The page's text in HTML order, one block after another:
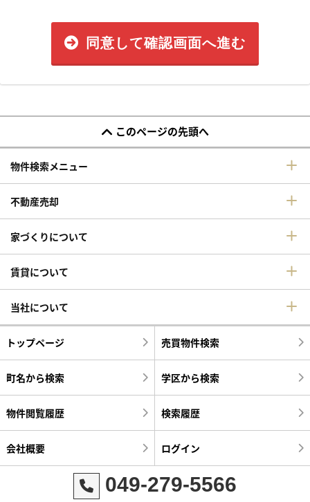
同意して確認画面へ進む
このページの先頭へ
物件検索メニュー
不動産売却
家づくりについて
賃貸について
当社について
トップページ 売買物件検索
町名から検索 学区から検索
物件閲覧履歴 検索履歴
会社概要 ログイン
049-279-5566